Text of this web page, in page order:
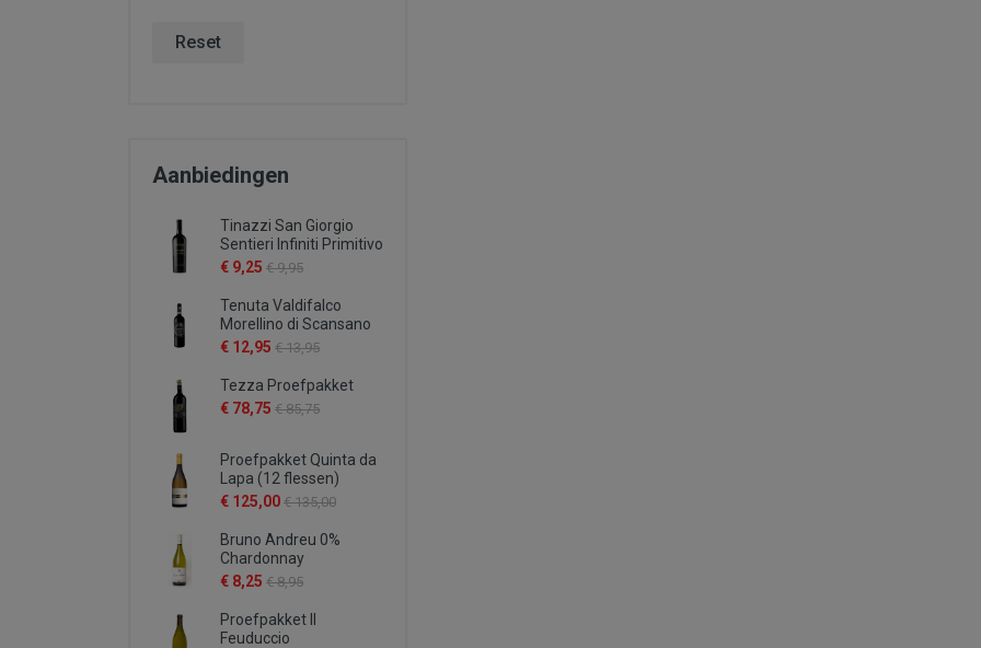
Reset
Aanbiedingen
Tinazzi San Giorgio
Sentieri Infiniti Primitivo
€ 9,25 € 9,95
Tenuta Valdifalco
Morellino di Scansano
€ 12,95 € 13,95
Tezza Proefpakket
€ 78,75 € 85,75
Proefpakket Quinta da
Lapa (12 flessen)
€ 125,00 € 135,00
Bruno Andreu 0%
Chardonnay
€ 8,25 € 8,95
Proefpakket Il
Feuduccio